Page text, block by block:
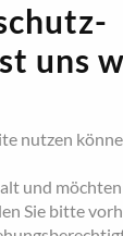
uns
nutzen
und
Sie bitte